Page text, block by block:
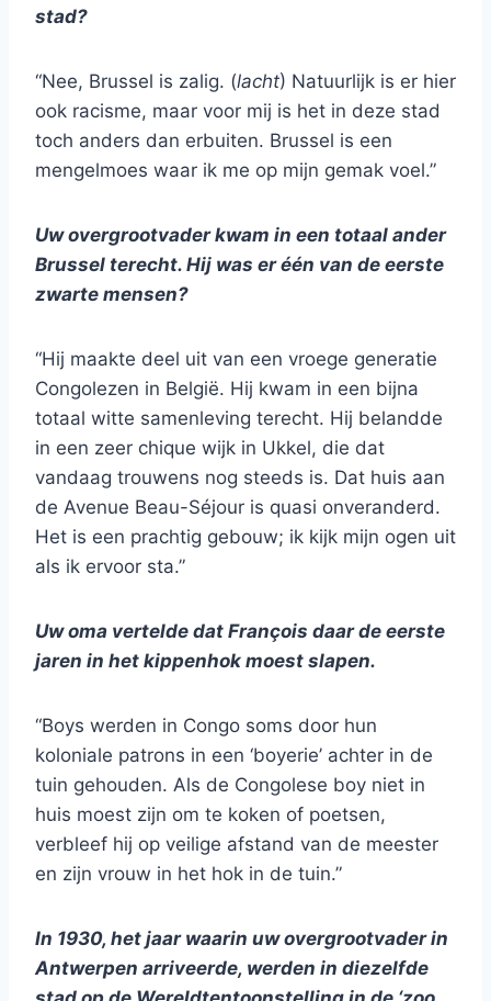
stad?
“Nee, Brussel is zalig. (lacht) Natuurlijk is er hier
ook racisme, maar voor mij is het in deze stad
toch anders dan erbuiten. Brussel is een
mengelmoes waar ik me op mijn gemak voel.”
Uw overgrootvader kwam in een totaal ander
Brussel terecht. Hij was er één van de eerste
zwarte mensen?
“Hij maakte deel uit van een vroege generatie
Congolezen in België. Hij kwam in een bijna
totaal witte samenleving terecht. Hij belandde
in een zeer chique wijk in Ukkel, die dat
vandaag trouwens nog steeds is. Dat huis aan
de Avenue Beau-Séjour is quasi onveranderd.
Het is een prachtig gebouw; ik kijk mijn ogen uit
als ik ervoor sta.”
Uw oma vertelde dat François daar de eerste
jaren in het kippenhok moest slapen.
“Boys werden in Congo soms door hun
koloniale patrons in een ‘boyerie’ achter in de
tuin gehouden. Als de Congolese boy niet in
huis moest zijn om te koken of poetsen,
verbleef hij op veilige afstand van de meester
en zijn vrouw in het hok in de tuin.”
In 1930, het jaar waarin uw overgrootvader in
Antwerpen arriveerde, werden in diezelfde